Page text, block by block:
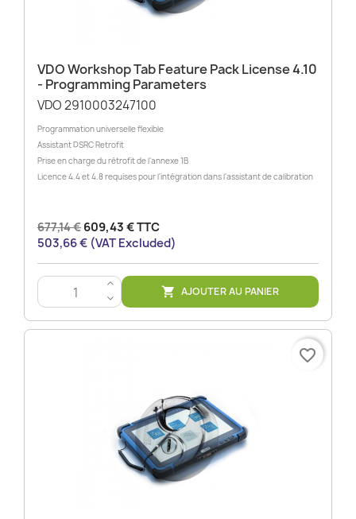
VDO Workshop Tab Feature Pack License 4.10
- Programming Parameters
VDO 2910003247100
Programmation universelle flexible
Assistant DSRC Retrofit
Prise en charge du rétrofit de l'annexe 1B
Licence 4.4 et 4.8 requises pour l'intégration dans l'assistant de calibration
677,14 € 609,43 € TTC
503,66 € (VAT Excluded)
>
<
 AJOUTER AU PANIER
favorite_border